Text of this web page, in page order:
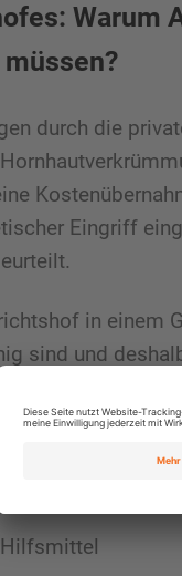
Warum
durch die
Eingriff
in einem
sind und
nicht mehr,
Brille oder
auf das
zu